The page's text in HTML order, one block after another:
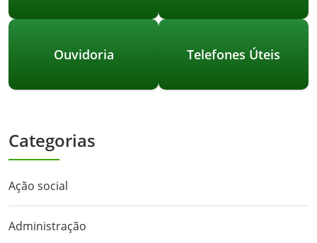
Ouvidoria Telefones Úteis
Categorias
Ação social
Administração